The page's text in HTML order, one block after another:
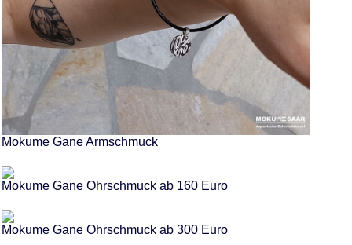
Mokume Gane Armschmuck
Mokume Gane Ohrschmuck ab 160 Euro
Mokume Gane Ohrschmuck ab 300 Euro